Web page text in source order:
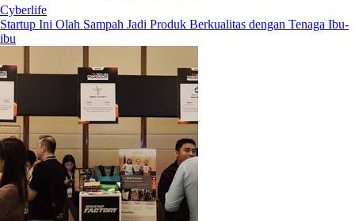
Cyberlife
Startup Ini Olah Sampah Jadi Produk Berkualitas dengan Tenaga Ibu-
ibu